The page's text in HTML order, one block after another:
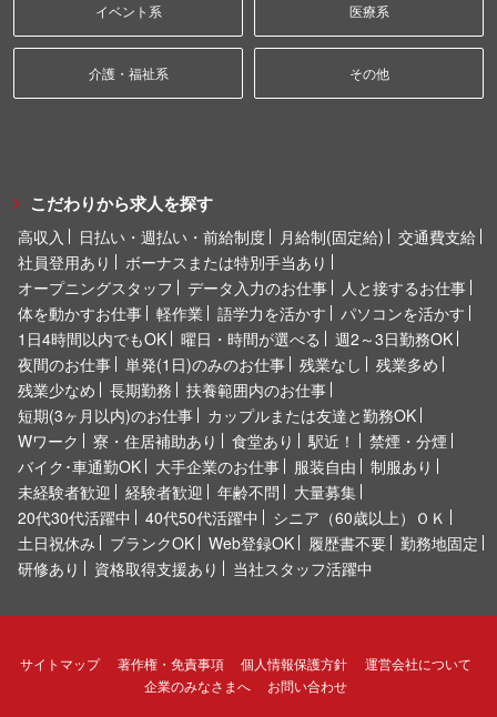
イベント系 医療系
介護・福祉系 その他
こだわりから求人を探す
高収入 日払い・週払い・前給制度 月給制(固定給)
交通費支給
社員登用あり
ボーナスまたは特別手当あり
オープニングスタッフ
データ入力のお仕事
人と接するお仕事
体を動かすお仕事
軽作業 語学力を活かす
パソコンを活かす
1日4時間以内でもOK
曜日・時間が選べる
週2～3日勤務OK
夜間のお仕事
単発(1日)のみのお仕事 残業なし
残業多め
残業少なめ
長期勤務
扶養範囲内のお仕事
短期(3ヶ月以内)のお仕事
カップルまたは友達と勤務OK
Wワーク
寮・住居補助あり 食堂あり 駅近！
禁煙・分煙
バイク･車通勤OK
大手企業のお仕事 服装自由
制服あり
未経験者歓迎
経験者歓迎 年齢不問
大量募集
20代30代活躍中
40代50代活躍中
シニア（60歳以上）ＯＫ
土日祝休み
ブランクOK Web登録OK 履歴書不要
勤務地固定
研修あり
資格取得支援あり 当社スタッフ活躍中
サイトマップ 著作権・免責事項 個人情報保護方針
運営会社について
企業のみなさまへ
お問い合わせ